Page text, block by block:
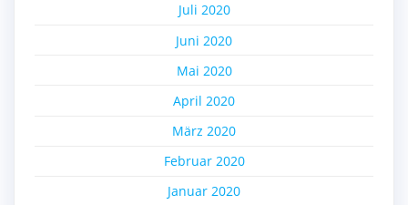
Juli 2020
Juni 2020
Mai 2020
April 2020
März 2020
Februar 2020
Januar 2020